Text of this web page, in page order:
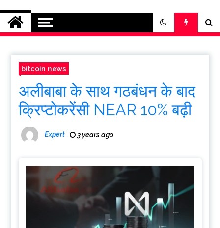
bitcoin news
अलीबाबा के साथ गठबंधन के बाद
क्रिप्टोकरेंसी NEAR 10% बढ़ी
Expert 3 years ago